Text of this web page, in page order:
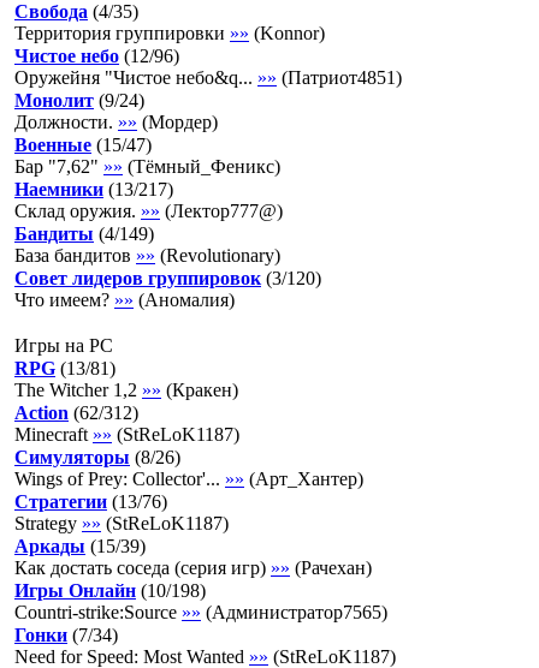
Свобода (4/35)
Территория группировки »» (Konnor)
Чистое небо (12/96)
Оружейня "Чистое небо&q... »» (Патриот4851)
Монолит (9/24)
Должности. »» (Мордер)
Военные (15/47)
Бар "7,62" »» (Тёмный_Феникс)
Наемники (13/217)
Склад оружия. »» (Лектор777@)
Бандиты (4/149)
База бандитов »» (Revolutionary)
Совет лидеров группировок (3/120)
Что имеем? »» (Аномалия)
Игры на PC
RPG (13/81)
The Witcher 1,2 »» (Кракен)
Action (62/312)
Minecraft »» (StReLoK1187)
Симуляторы (8/26)
Wings of Prey: Collector'... »» (Арт_Хантер)
Стратегии (13/76)
Strategy »» (StReLoK1187)
Аркады (15/39)
Как достать соседа (серия игр) »» (Рачехан)
Игры Онлайн (10/198)
Countri-strike:Source »» (Администратор7565)
Гонки (7/34)
Need for Speed: Most Wanted »» (StReLoK1187)